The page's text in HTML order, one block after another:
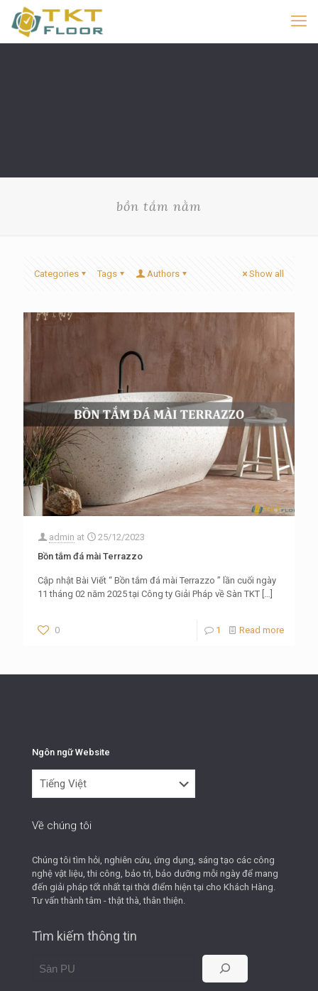
bồn tắm nằm
Categories Tags Authors Show all
admin at
25/12/2023
Bồn tắm đá mài Terrazzo
Cập nhật Bài Viết “ Bồn tắm đá mài Terrazzo ” lần cuối ngày
11 tháng 02 năm 2025 tại Công ty Giải Pháp về Sàn TKT […]
0 1 Read more
Ngôn ngữ Website
ngữ
Về chúng tôi
Chúng tôi tìm hỏi, nghiên cứu, ứng dụng, sáng tạo các công
nghệ vật liệu, thi công, bảo trì, bảo dưỡng mỗi ngày để mang
đến giải pháp tốt nhất tại thời điểm hiện tại cho Khách Hàng.
Tư vấn thành tâm - thật thà, thân thiện.
Tìm kiếm thông tin